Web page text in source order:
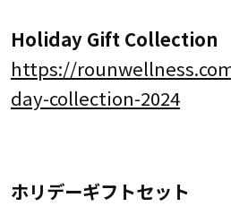
Holiday Gift Collection
https://
day-collection-2024
ホリデーギフトセット